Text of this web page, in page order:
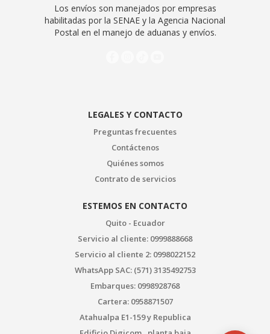
Los envíos son manejados por empresas
habilitadas por la SENAE y la Agencia Nacional
Postal en el manejo de aduanas y envíos.
LEGALES Y CONTACTO
Preguntas frecuentes
Contáctenos
Quiénes somos
Contrato de servicios
ESTEMOS EN CONTACTO
Quito - Ecuador
Servicio al cliente: 0999888668
Servicio al cliente 2: 0998022152
WhatsApp SAC: (571) 3135492753
Embarques: 0998928768
Cartera: 0958871507
Atahualpa E1-159 y Republica